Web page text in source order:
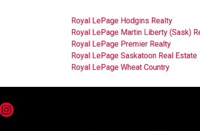
Royal LePage Hodgins Realty
Royal LePage Martin Liberty (Sask)
Royal LePage Premier Realty
Royal LePage Saskatoon Real Estate
Royal LePage Wheat Country